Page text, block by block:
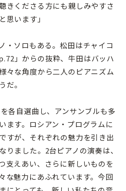
きくださる方にも親しみやすさ
思います」
・ソロもある。松田はチャイコ
」からの抜粋、牛田はバッハ
々な角度から二人のピアニズム
だ。
各自選曲し、アンサンブルも多
ます。ロシアン・プログラムに
すが、それぞれの魅力を引き出
りました。2台ピアノの演奏は、
支えあい、さらに新しいものを
な魅力にあふれています。今回